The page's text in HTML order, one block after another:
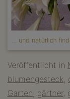
… und natürlich
Veröffentlicht in
blumengesteck,
Garten, gärtner,